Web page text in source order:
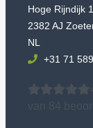
Hoge Rijndijk
2382 AJ
NL
+31 71
van 84